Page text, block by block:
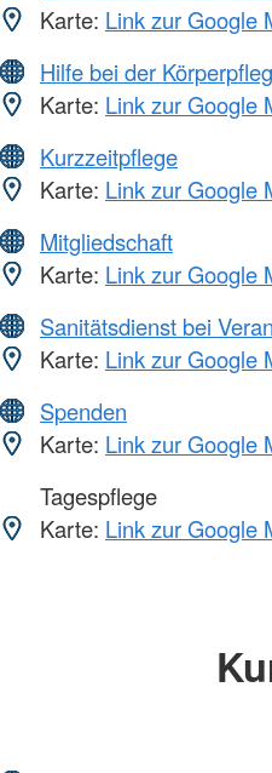
Karte: Link zur Google
Hilfe bei der
Karte: Link zur Google
Kurzzeitpflege
Karte: Link zur Google
Mitgliedschaft
Karte: Link zur Google
Sanitätsdienst bei
Karte: Link zur Google
Spenden
Karte: Link zur Google
Tagespflege
Karte: Link zur Google